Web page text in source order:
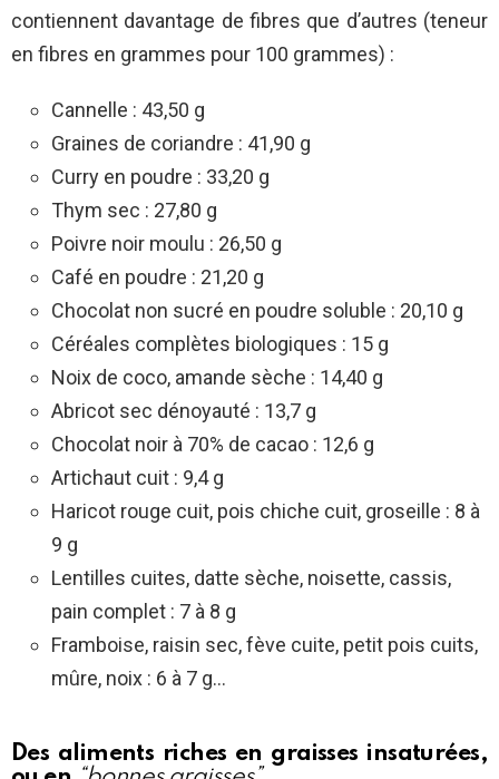
contiennent davantage de fibres que d’autres (teneur
en fibres en grammes pour 100 grammes) :
Cannelle : 43,50 g
Graines de coriandre : 41,90 g
Curry en poudre : 33,20 g
Thym sec : 27,80 g
Poivre noir moulu : 26,50 g
Café en poudre : 21,20 g
Chocolat non sucré en poudre soluble : 20,10 g
Céréales complètes biologiques : 15 g
Noix de coco, amande sèche : 14,40 g
Abricot sec dénoyauté : 13,7 g
Chocolat noir à 70% de cacao : 12,6 g
Artichaut cuit : 9,4 g
Haricot rouge cuit, pois chiche cuit, groseille : 8 à
9 g
Lentilles cuites, datte sèche, noisette, cassis,
pain complet : 7 à 8 g
Framboise, raisin sec, fève cuite, petit pois cuits,
mûre, noix : 6 à 7 g…
Des aliments riches en graisses insaturées,